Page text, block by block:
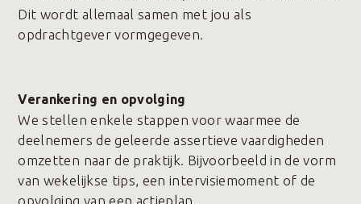
Dit wordt allemaal samen met jou als
opdrachtgever vormgegeven.
Verankering en opvolging
We stellen enkele stappen voor waarmee de
deelnemers de geleerde assertieve vaardigheden
omzetten naar de praktijk. Bijvoorbeeld in de vorm
van wekelijkse tips, een intervisiemoment of de
opvolging van een actieplan.